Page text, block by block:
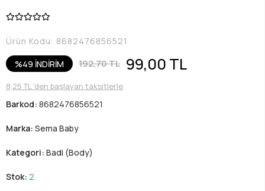
Ürün Kodu: 8682476856521
%49 İNDİRİM 192,70 TL 99,00 TL
8,25 TL 'den başlayan taksitlerle
Barkod: 8682476856521
Marka: Sema Baby
Kategori: Badi (Body)
Stok: 2